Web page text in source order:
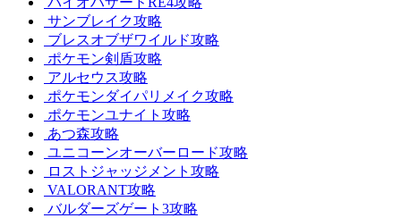
サンブレイク攻略
ブレスオブザワイルド攻略
ポケモン剣盾攻略
アルセウス攻略
ポケモンダイパリメイク攻略
ポケモンユナイト攻略
あつ森攻略
ユニコーンオーバーロード攻略
ロストジャッジメント攻略
VALORANT攻略
バルダーズゲート3攻略